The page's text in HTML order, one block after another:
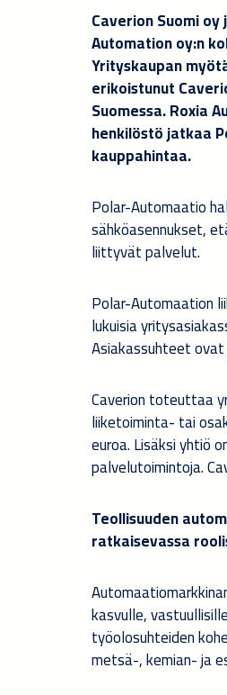
Caverion Suomi
Automation oy:n
Yrityskaupan
erikoistunut
Suomessa. Roxia
henkilöstö jatkaa
kauppahintaa.
Polar-Automaatio
sähköasennukset,
liittyvät palvelut.
Polar-Automaation
lukuisia
Asiakassuhteet
Caverion toteuttaa
liiketoiminta- tai
euroa. Lisäksi yhtiö
palvelutoimintoja.
Teollisuuden
ratkaisevassa
kasvulle,
työolosuhteiden
metsä-, kemian- ja